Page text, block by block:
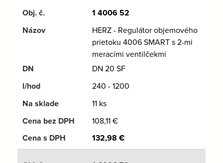
1 4006 52
HERZ - Regulátor objemového
prietoku 4006 SMART s 2-mi
meracími ventilčekmi
DN 20 SF
240 - 1200
11 ks
108,11€
132,98 €